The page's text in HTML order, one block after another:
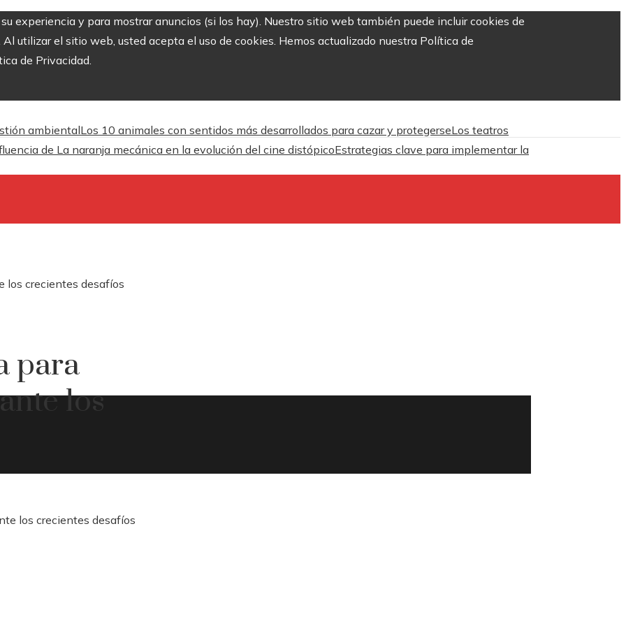
experiencia y para mostrar anuncios (si los hay). Nuestro sitio web también puede incluir cookies de
utilizar el sitio web, usted acepta el uso de cookies. Hemos actualizado nuestra Política de
de Privacidad.
ambientalLos 10 animales con sentidos más desarrollados para cazar y protegerseLos teatros
de La naranja mecánica en la evolución del cine distópicoEstrategias clave para implementar la
los crecientes desafíos
para
los